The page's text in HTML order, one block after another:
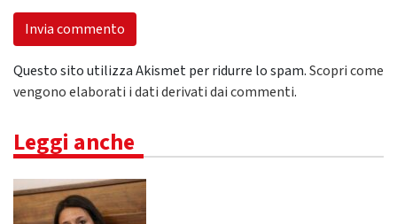
Questo sito utilizza Akismet per ridurre lo spam.Scopri come
vengono elaborati i dati derivati dai commenti.
Leggi anche